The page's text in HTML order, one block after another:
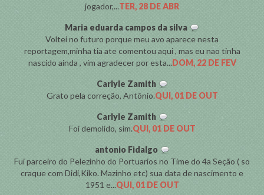
jogador,...TER, 28 DE ABR
Maria eduarda campos da silva
Voltei no futuro porque meu avo aparece nesta
reportagem,minha tia ate comentou aqui , mas eu nao tinha
nascido ainda , vim agradecer por esta...DOM, 22 DE FEV
Carlyle Zamith
Grato pela correção, Antônio.QUI, 01 DE OUT
Carlyle Zamith
Foi demolido, sim.QUI, 01 DE OUT
antonio Fidalgo
Fui parceiro do Pelezinho do Portuarios no Time do 4a Seção ( so
craque com Didi,Kiko. Mazinho etc) sua data de nascimento e
1951 e...QUI, 01 DE OUT